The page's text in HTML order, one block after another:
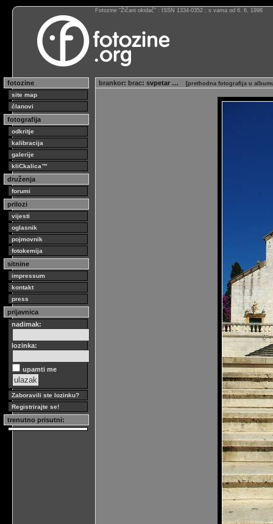
Fotozine “Žičani okidač” : ISSN 1334-0352 : s vama od 6. 6. 1998
fotozine
site map
članovi
fotografija
odkritje
kalibracija
galerije
kliCkalica™
druženja
forumi
prilozi
vijesti
oglasnik
pojmovnik
fotokemija
sitnine
impressum
kontakt
press
prijavnica
nadimak:
lozinka:
upamti me
Zaboravili ste lozinku?
Registrirajte se!
trenutno prisutni:
brankor: brac: svpetar … [prethodna fotografija u